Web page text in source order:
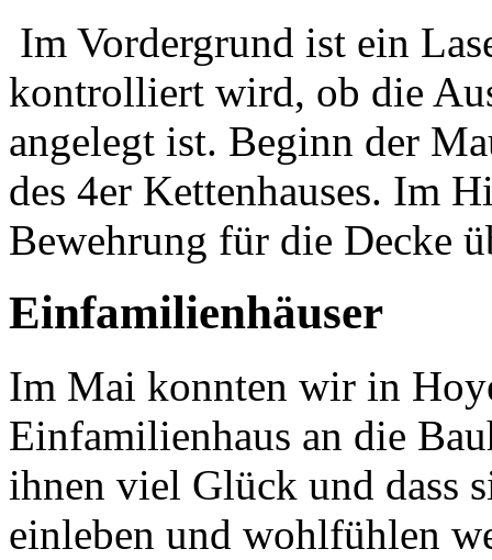
Im Vordergrund ist ein
kontrolliert wird, ob die
angelegt ist. Beginn der
des 4er Kettenhauses. Im
Bewehrung für die Decke
Einfamilienhäuser
Im Mai konnten wir in
Einfamilienhaus an die
ihnen viel Glück und dass
einleben und wohlfühlen